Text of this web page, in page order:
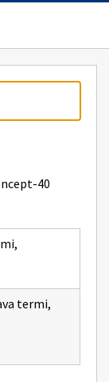
40
,
termi,